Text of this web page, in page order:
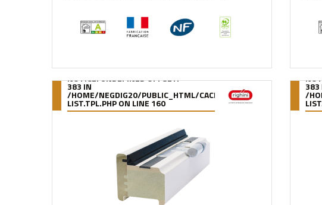
NOTICE: UNDEFINED OFFSET:
383 IN
/HOME/NEGDIG20/PUBLIC_HTML/CACHE/SMARTY/COMPILE/
LIST.TPL.PHPON LINE 160
383
/